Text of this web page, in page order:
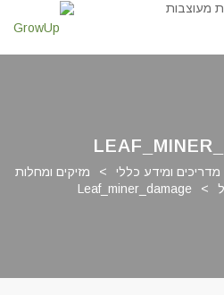
מדריכים ומידע כללי >
מזיקים ומחלות
>
Leaf_miner_damage